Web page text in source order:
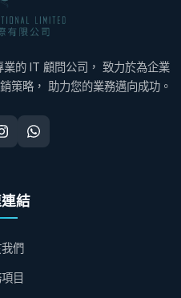
的 IT 顧問公司， 致力於為企業
策略， 助力您的業務邁向成功。
結
們
目